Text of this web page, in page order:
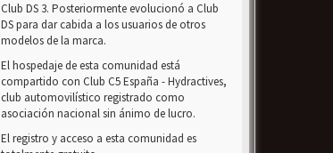
Club DS 3. Posteriormente evolucionó a Club
DS para dar cabida a los usuarios de otros
modelos de la marca.
El hospedaje de esta comunidad está
compartido con Club C5 España - Hydractives,
club automovilístico registrado como
asociación nacional sin ánimo de lucro.
El registro y acceso a esta comunidad es